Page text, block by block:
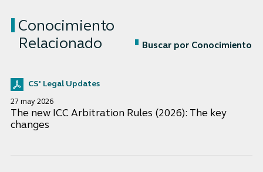
Conocimiento
Relacionado
Buscar por Conocimiento
CS' Legal Updates
27 may 2026
The new ICC Arbitration Rules (2026): The key
changes